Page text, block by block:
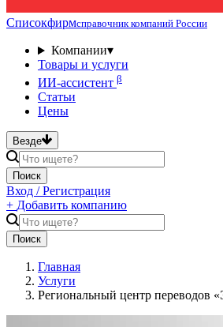
Списокфирмсправочник компаний России
Компании▾
Товары и услуги
ИИ-ассистент β
Статьи
Цены
Везде
Поиск
Вход / Регистрация
+ Добавить компанию
Поиск
Главная
Услуги
Региональный центр переводов